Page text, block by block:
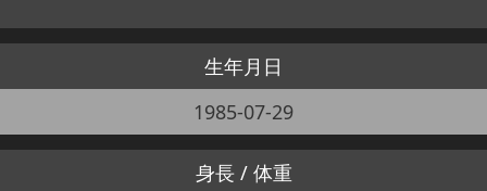
生年月日
1985-07-29
身長 / 体重